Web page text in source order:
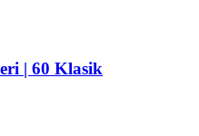
| 60 Klasik